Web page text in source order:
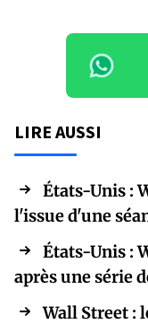
LIRE AUSSI
États-Unis :
l'issue d'une
États-Unis :
après une série
Wall Street :